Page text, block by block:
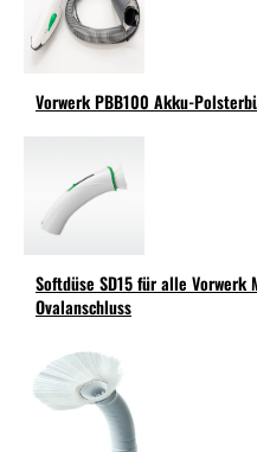
Vorwerk PBB100 Akku-
Softdüse SD15 für alle Vorwerk
Ovalanschluss